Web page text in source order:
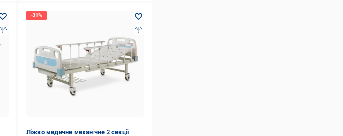
Ліжко медичне механічне 2 секції